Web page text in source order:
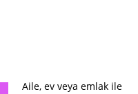
Aile, ev veya emlak ile